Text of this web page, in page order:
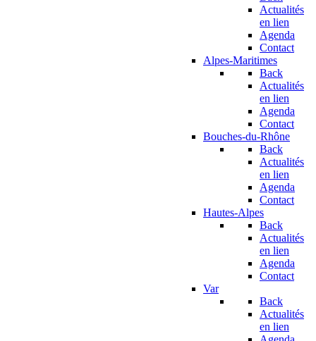
Actualités
en lien
Agenda
Contact
Alpes-Maritimes
Back
Actualités
en lien
Agenda
Contact
Bouches-du-Rhône
Back
Actualités
en lien
Agenda
Contact
Hautes-Alpes
Back
Actualités
en lien
Agenda
Contact
Var
Back
Actualités
en lien